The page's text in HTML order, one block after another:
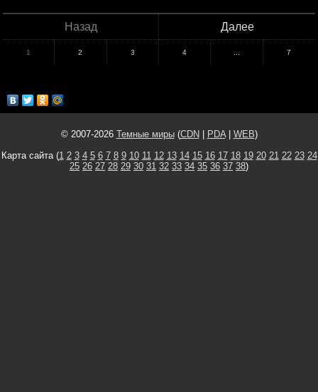
Назад Далее
1 2 3 4 7
© 2007-2026 Темные миры(CDN PDA| WEB)
Карта сайта (1 2 3 4 5 6 7 8 9 10 11 12 13 14 15 16 17 18 19 20 21 22 23 24
25 26 27 28 29 30 31 32 33 34 35 36 37 38)